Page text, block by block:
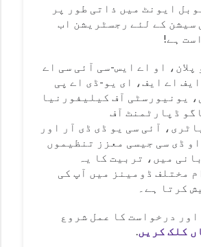
گلوبل ایونٹ میں ذاتی طور پر
سیشن کے لئے رجسٹریشن اب
ہے!
پلان، او اے ایس-سی آئی سی اے
اے ایف، ای یو-ڈی اے پی
یونیورسٹی آف کیلیفورنیا
ڈپارٹمنٹ آف
آئی سی یو ڈی ڈی آر اور
ڈی سی جیسی معزز تنظیموں
میں، تربیت کا یہ
مختلف ڈومینز میں آپ کی
کرتا ہے۔
درخواست کا عمل شروع
کلک کریں.